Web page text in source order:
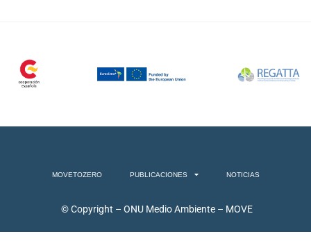
MOVETOZERO PUBLICACIONES NOTICIAS
© Copyright – ONU Medio Ambiente – MOVE